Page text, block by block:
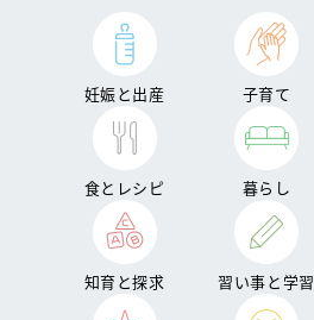
妊娠と出産 子育て
食とレシピ 暮らし
知育と探求 習い事と学習